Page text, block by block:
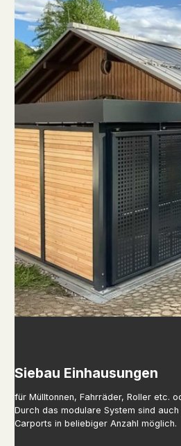
Siebau Einhausungen
für Mülltonnen, Fahrräder, Roller etc.
Durch das modulare System sind
Carports in beliebiger Anzahl möglich.